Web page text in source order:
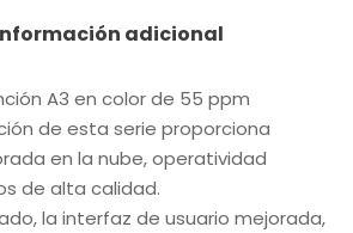
adicional
A3 en color de 55 ppm
de esta serie proporciona
en la nube, operatividad
de alta calidad.
la interfaz de usuario mejorada,